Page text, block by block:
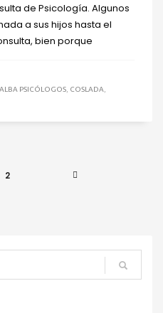
de Psicología. Algunos
a sus hijos hasta el
bien porque
ALBA PSICÓLOGOS COSLADA
2